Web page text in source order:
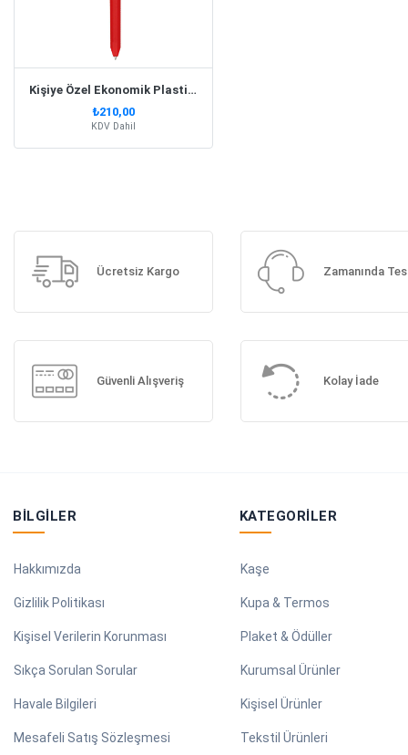
Kişiye Özel Ekonomik Plastik Kırmızı Kalem
₺210,00
KDV Dahil
Ücretsiz Kargo Zamanında
Güvenli Alışveriş Kolay İade
BILGILER
Hakkımızda
Gizlilik Politikası
Kişisel Verilerin Korunması
Sıkça Sorulan Sorular
Havale Bilgileri
Mesafeli Satış Sözleşmesi
KATEGORILER
Kaşe
Kupa & Termos
Plaket & Ödüller
Kurumsal Ürünler
Kişisel Ürünler
Tekstil Ürünleri